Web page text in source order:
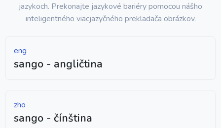
jazykoch. Prekonajte jazykové bariéry pomocou nášho
inteligentného viacjazyčného prekladača obrázkov.
eng
sango - angličtina
zho
sango - čínština